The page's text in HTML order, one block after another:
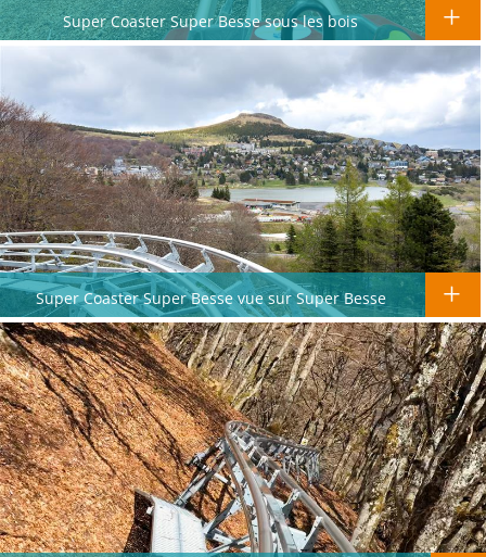
Super Coaster Super Besse sous les bois
Super Coaster Super Besse vue sur Super Besse